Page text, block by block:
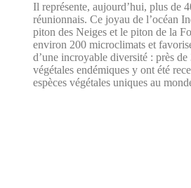
Il représente, aujourd’hui, plus de
réunionnais. Ce joyau de l’océan
piton des Neiges et le piton de la
environ 200 microclimats et
d’une incroyable diversité : près de
végétales endémiques y ont été
espèces végétales uniques au